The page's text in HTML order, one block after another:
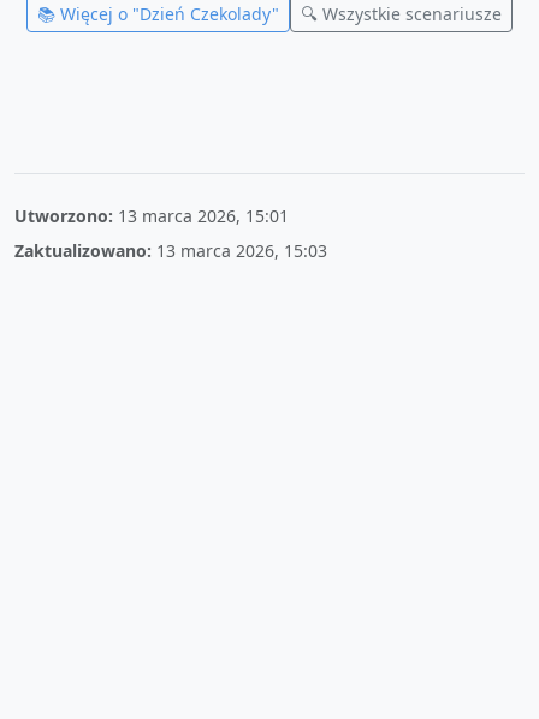
📚 Więcej o "Dzień Czekolady" 🔍 Wszystkie scenariusze
Utworzono: 13 marca 2026, 15:01
Zaktualizowano: 13 marca 2026, 15:03